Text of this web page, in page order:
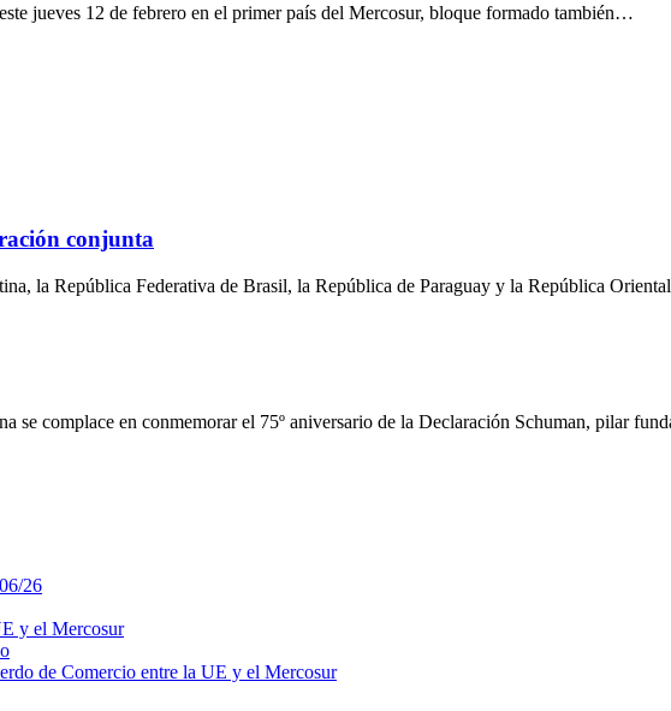
jueves 12 de febrero en el primer país del Mercosur, bloque formado también…
conjunta
la República Federativa de Brasil, la República de Paraguay y la República
se complace en conmemorar el 75º aniversario de la Declaración Schuman, pilar
26
y el Mercosur
de Comercio entre la UE y el Mercosur